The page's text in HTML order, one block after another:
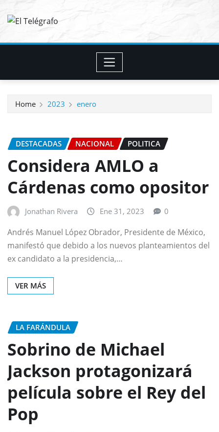
Home 2023 enero
DESTACADAS NACIONAL POLITICA
Considera AMLO a
Cárdenas como opositor
Jonathan Rivera Ene 31, 2023 0
Andrés Manuel López Obrador, Presidente de México,
manifestó que debido a los nuevos planteamientos del
ex candidato a la presidencia,…
VER MÁS
LA FARÁNDULA
Sobrino de Michael
Jackson protagonizará
película sobre el Rey del
Pop